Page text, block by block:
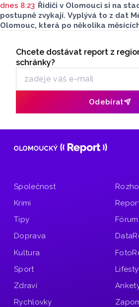
dnes 8:23 Řidiči v Olomouci si na
postupně zvykají. Vyplývá to z dat
Olomouc, která po několika
výrazně klesl, v některých lokalitách
O dopravě, ale i o případech, která
policie Olomouc (MPO) řešit mluvil v
Metropole s Tomášem Gottwaldem
Odběr newsletteru
Chcete dostávat report z
schránky?
Odebírat
Společnost
Krimi
Tipy
Doprava
Kultura
Sport
Zdraví
Rychlovky